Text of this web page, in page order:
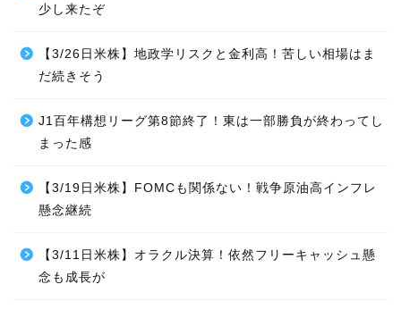
少し来たぞ
【3/26日米株】地政学リスクと金利高！苦しい相場はま
だ続きそう
J1百年構想リーグ第8節終了！東は一部勝負が終わってし
まった感
【3/19日米株】FOMCも関係ない！戦争原油高インフレ
懸念継続
【3/11日米株】オラクル決算！依然フリーキャッシュ懸
念も成長が